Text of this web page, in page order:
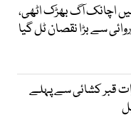
اچانک آگ بھڑک اٹھی،
سے بڑا نقصان ٹل گیا
قبر کشائی سے پہلے